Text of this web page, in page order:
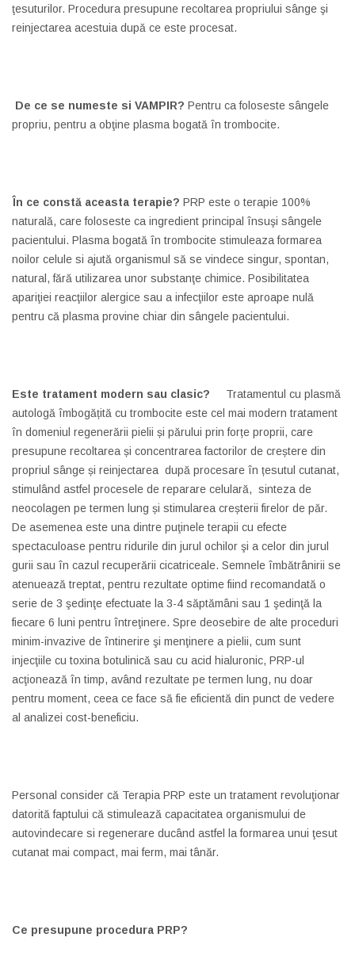
ţesuturilor. Procedura presupune recoltarea propriului sânge şi
reinjectarea acestuia după ce este procesat.
De ce se numeste si VAMPIR? Pentru ca foloseste sângele
propriu, pentru a obţine plasma bogată în trombocite.
În ce constă aceasta terapie? PRP este o terapie 100%
naturală, care foloseste ca ingredient principal însuşi sângele
pacientului. Plasma bogată în trombocite stimuleaza formarea
noilor celule si ajută organismul să se vindece singur, spontan,
natural, fără utilizarea unor substanţe chimice. Posibilitatea
apariţiei reacţiilor alergice sau a infecţiilor este aproape nulă
pentru că plasma provine chiar din sângele pacientului.
Este tratament modern sau clasic? Tratamentul cu plasmă
autologă îmbogățită cu trombocite este cel mai modern tratament
în domeniul regenerării pielii și părului prin forțe proprii, care
presupune recoltarea și concentrarea factorilor de creștere din
propriul sânge și reinjectarea după procesare în țesutul cutanat,
stimulând astfel procesele de reparare celulară, sinteza de
neocolagen pe termen lung și stimularea creșterii firelor de păr.
De asemenea este una dintre puţinele terapii cu efecte
spectaculoase pentru ridurile din jurul ochilor şi a celor din jurul
gurii sau în cazul recuperării cicatriceale. Semnele îmbătrânirii se
atenuează treptat, pentru rezultate optime fiind recomandată o
serie de 3 şedinţe efectuate la 3-4 săptămâni sau 1 şedinţă la
fiecare 6 luni pentru întreţinere. Spre deosebire de alte proceduri
minim-invazive de întinerire şi menţinere a pielii, cum sunt
injecţiile cu toxina botulinică sau cu acid hialuronic, PRP-ul
acţionează în timp, având rezultate pe termen lung, nu doar
pentru moment, ceea ce face să fie eficientă din punct de vedere
al analizei cost-beneficiu.
Personal consider că Terapia PRP este un tratament revoluţionar
datorită faptului că stimulează capacitatea organismului de
autovindecare si regenerare ducând astfel la formarea unui ţesut
cutanat mai compact, mai ferm, mai tânăr.
Ce presupune procedura PRP?